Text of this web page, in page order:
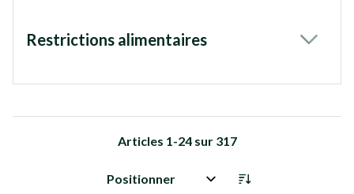
Restrictions alimentaires
Articles 1-24sur 317
Trier par: